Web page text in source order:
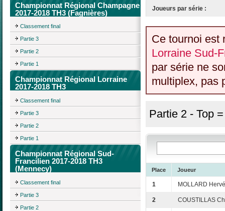
Championnat Régional Champagne
2017-2018 TH3 (Fagnières)
Classement final
Partie 3
Partie 2
Partie 1
Championnat Régional Lorraine
2017-2018 TH3
Classement final
Partie 3
Partie 2
Partie 1
Championnat Régional Sud-
Francilien 2017-2018 TH3
(Mennecy)
Classement final
Partie 3
Partie 2
Joueurs par série :
Ce tournoi est
Lorraine Sud-
par série ne
multiplex, pas
Partie 2 - Top
Place Joueur
1 MOLLARD Hervé
2 COUSTILLAS